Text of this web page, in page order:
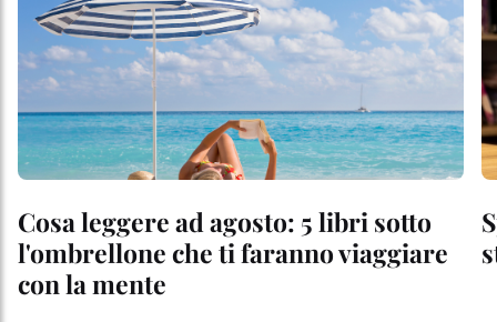
Cosa leggere ad agosto: 5 libri sotto
l'ombrellone che ti faranno viaggiare
con la mente